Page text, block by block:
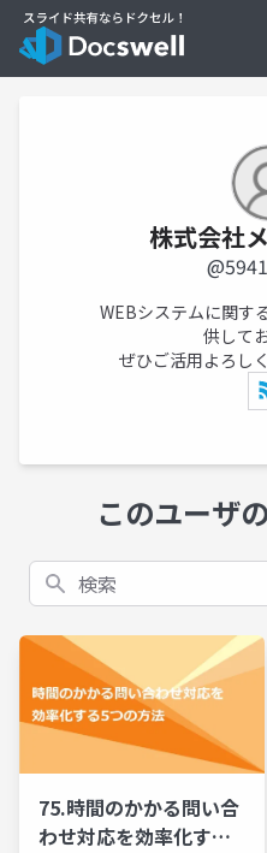
株式会社
WEBシステムに関す
供して
ぜひご活用よろし
このユーザ
検索
75.時間のかかる問い合
わせ対応を効率化する5